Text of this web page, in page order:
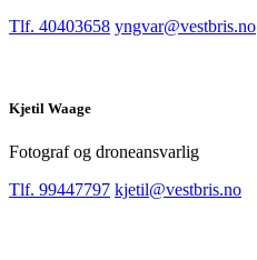
Tlf. 40403658 yngvar@vestbris.no
Kjetil Waage
Fotograf og droneansvarlig
Tlf. 99447797 kjetil@vestbris.no